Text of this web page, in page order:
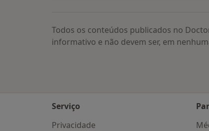
Todos os conteúdos publicados no
informativo e não devem ser, em
Serviço
Privacidade